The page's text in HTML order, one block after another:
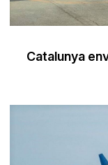
Catalunya